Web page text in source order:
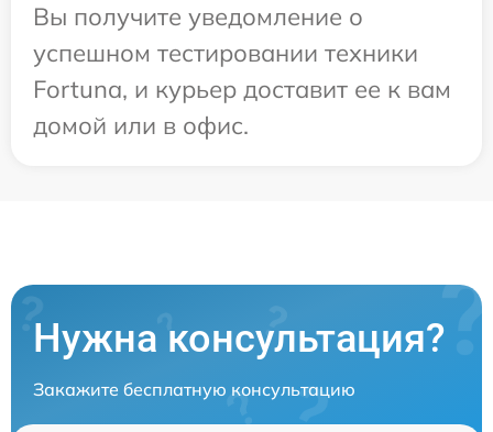
Вы получите уведомление о
успешном тестировании техники
Fortuna, и курьер доставит ее к вам
домой или в офис.
Нужна консультация?
Закажите бесплатную консультацию